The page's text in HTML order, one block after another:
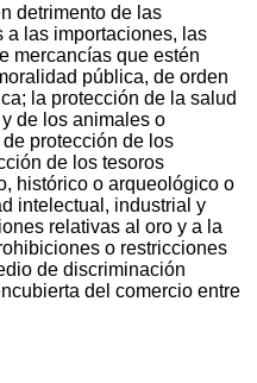
detrimento de las
a las importaciones, las
mercancías que estén
pública, de orden
la protección de la salud
de los animales o
protección de los
de los tesoros
histórico o arqueológico o
intelectual, industrial y
relativas al oro y a la
o restricciones
de discriminación
del comercio entre